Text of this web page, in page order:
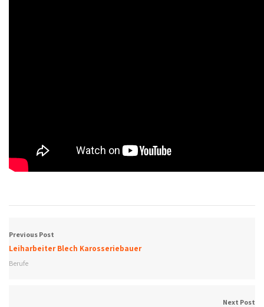
Previous Post
Leiharbeiter Blech Karosseriebauer
Berufe
Next Post